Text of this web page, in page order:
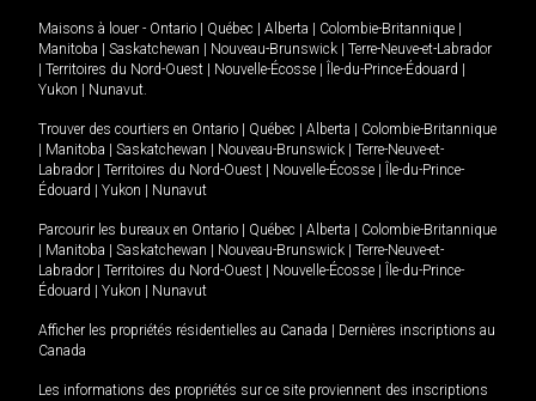
Maisons à louer - Ontario Québec Alberta Colombie-Britannique
Manitoba
Saskatchewan Nouveau-Brunswick
Terre-Neuve-et-Labrador
Territoires du Nord-Ouest Nouvelle-Écosse Île-du-Prince-Édouard
Yukon
Nunavut.
Trouver des courtiers en Ontario Québec Alberta
Colombie-Britannique
Manitoba Saskatchewan Nouveau-Brunswick
Terre-Neuve-et-
Labrador
Territoires du Nord-Ouest Nouvelle-Écosse
Île-du-Prince-
Édouard
Yukon Nunavut
Parcourir les bureaux en Ontario Québec Alberta
Colombie-Britannique
Manitoba Saskatchewan Nouveau-Brunswick
Terre-Neuve-et-
Labrador
Territoires du Nord-Ouest Nouvelle-Écosse
Île-du-Prince-
Édouard
Yukon Nunavut
Afficher les propriétés résidentielles au Canada
Dernières inscriptions au
Canada
Les informations des propriétés sur ce site proviennent des inscriptions